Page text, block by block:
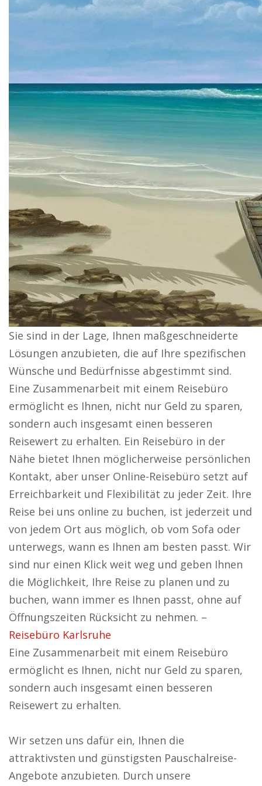
Sie sind in der Lage, Ihnen maßgeschneiderte
Lösungen anzubieten, die auf Ihre spezifischen
Wünsche und Bedürfnisse abgestimmt sind.
Eine Zusammenarbeit mit einem Reisebüro
ermöglicht es Ihnen, nicht nur Geld zu sparen,
sondern auch insgesamt einen besseren
Reisewert zu erhalten. Ein Reisebüro in der
Nähe bietet Ihnen möglicherweise persönlichen
Kontakt, aber unser Online-Reisebüro setzt auf
Erreichbarkeit und Flexibilität zu jeder Zeit. Ihre
Reise bei uns online zu buchen, ist jederzeit und
von jedem Ort aus möglich, ob vom Sofa oder
unterwegs, wann es Ihnen am besten passt. Wir
sind nur einen Klick weit weg und geben Ihnen
die Möglichkeit, Ihre Reise zu planen und zu
buchen, wann immer es Ihnen passt, ohne auf
Öffnungszeiten Rücksicht zu nehmen. –
Reisebüro Karlsruhe
Eine Zusammenarbeit mit einem Reisebüro
ermöglicht es Ihnen, nicht nur Geld zu sparen,
sondern auch insgesamt einen besseren
Reisewert zu erhalten.
Wir setzen uns dafür ein, Ihnen die
attraktivsten und günstigsten Pauschalreise-
Angebote anzubieten. Durch unsere